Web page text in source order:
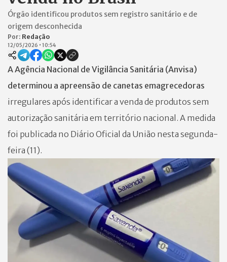
Órgão identificou produtos sem registro sanitário e de
origem desconhecida
Por: Redação
12/05/2026 • 10:54
A Agência Nacional de Vigilância Sanitária (Anvisa)
determinou a apreensão de canetas emagrecedoras
irregulares após identificar a venda de produtos sem
autorização sanitária em território nacional. A medida
foi publicada no Diário Oficial da União nesta segunda-
feira (11).